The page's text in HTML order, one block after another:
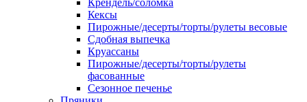
Крендель/соломка
Кексы
Пирожные/десерты/торты/рулеты весовые
Сдобная выпечка
Круассаны
Пирожные/десерты/торты/рулеты
фасованные
Сезонное печенье